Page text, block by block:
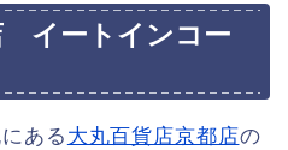
イートインコー
ある 大丸百貨店京都店の